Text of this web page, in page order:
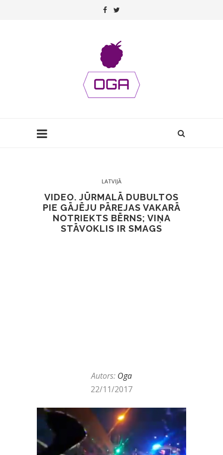
LATVIJĀ
VIDEO. JŪRMALĀ DUBULTOS
PIE GĀJĒJU PĀREJAS VAKARĀ
NOTRIEKTS BĒRNS; VIŅA
STĀVOKLIS IR SMAGS
Autors: Oga
22/11/2017